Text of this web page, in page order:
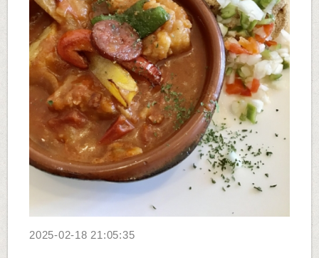
2025-02-18 21:05:35